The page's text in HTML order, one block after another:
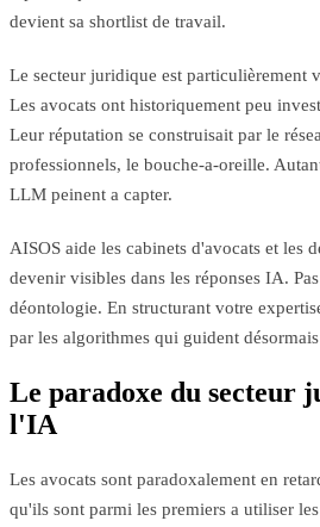
devient sa shortlist de travail.
Le secteur juridique est particulièrement
Les avocats ont historiquement peu
Leur réputation se construisait par le
professionnels, le bouche-a-oreille.
LLM peinent a capter.
AISOS aide les cabinets d'avocats et les
devenir visibles dans les réponses IA.
déontologie. En structurant votre
par les algorithmes qui guident
Le paradoxe du secteur
l'IA
Les avocats sont paradoxalement en
qu'ils sont parmi les premiers a utiliser